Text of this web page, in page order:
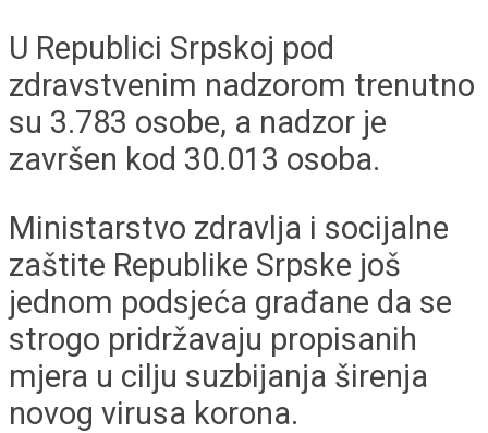
U Republici Srpskoj pod
zdravstvenim nadzorom trenutno
su 3.783 osobe, a nadzor je
završen kod 30.013 osoba.
Ministarstvo zdravlja i socijalne
zaštite Republike Srpske još
jednom podsjeća građane da se
strogo pridržavaju propisanih
mjera u cilju suzbijanja širenja
novog virusa korona.